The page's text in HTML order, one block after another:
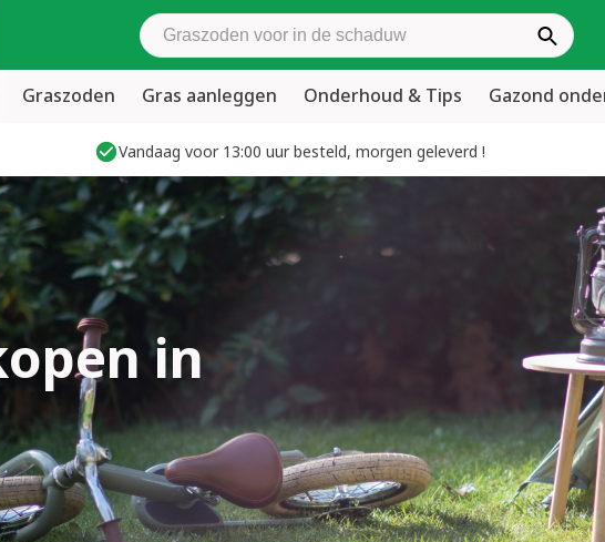
Zoek graszoden
Graszoden Gras aanleggen Onderhoud & Tips Gazond
Vandaag voor 13:00 uur besteld, morgen geleverd !
in